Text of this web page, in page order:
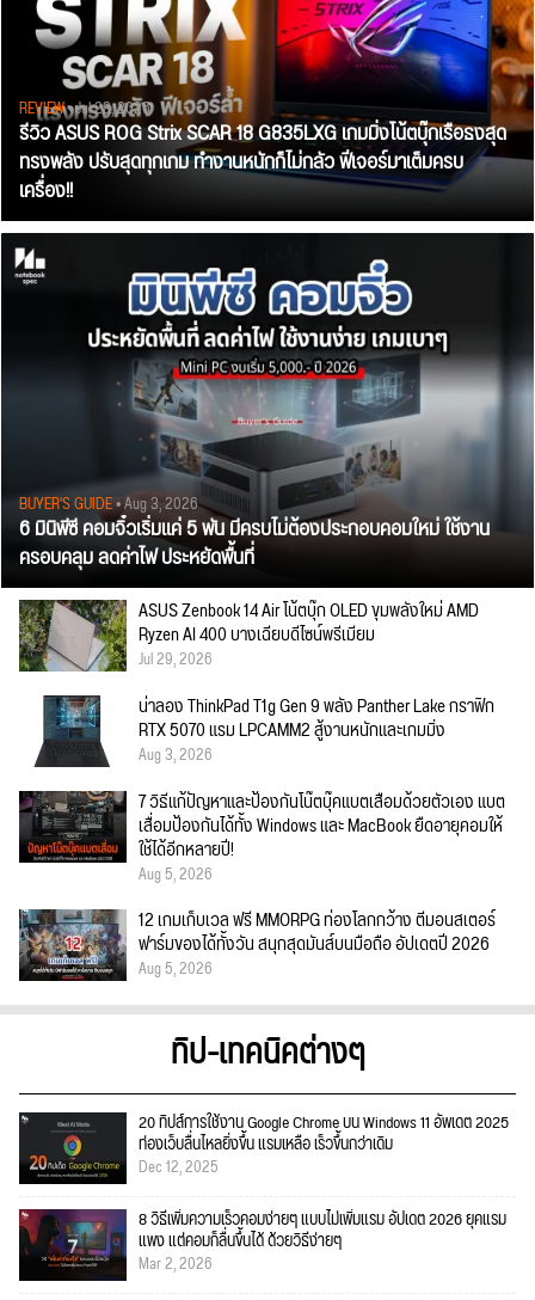
REVIEW• Jul 28, 2026
รีวิว ASUS ROG Strix SCAR 18 G835LXG เกมมิ่งโน้ตบุ๊กเรือธงสุด
ทรงพลัง ปรับสุดทุกเกม ทำงานหนักก็ไม่กลัว ฟีเจอร์มาเต็มครบ
เครื่อง!!
BUYER'S GUIDE• Aug 3, 2026
6 มินิพีซี คอมจิ๋วเริ่มแค่ 5 พัน มีครบไม่ต้องประกอบคอมใหม่ ใช้งาน
ครอบคลุม ลดค่าไฟ ประหยัดพื้นที่
ASUS Zenbook 14 Air โน้ตบุ๊ก OLED ขุมพลังใหม่ AMD
Ryzen AI 400 บางเฉียบดีไซน์พรีเมียม
Jul 29, 2026
น่าลอง ThinkPad T1g Gen 9 พลัง Panther Lake กราฟิก
RTX 5070 แรม LPCAMM2 สู้งานหนักและเกมมิ่ง
Aug 3, 2026
7 วิธีแก้ปัญหาและป้องกันโน๊ตบุ๊คแบตเสื่อมด้วยตัวเอง แบต
เสื่อมป้องกันได้ทั้ง Windows และ MacBook ยืดอายุคอมให้
ใช้ได้อีกหลายปี!
Aug 5, 2026
12 เกมเก็บเวล ฟรี MMORPG ท่องโลกกว้าง ตีมอนสเตอร์
ฟาร์มของได้ทั้งวัน สนุกสุดมันส์บนมือถือ อัปเดตปี 2026
Aug 5, 2026
ทิป-เทคนิคต่างๆ
20 ทิปส์การใช้งาน Google Chrome บน Windows 11 อัพเดต 2025
ท่องเว็บลื่นไหลยิ่งขึ้น แรมเหลือ เร็วขึ้นกว่าเดิม
Dec 12, 2025
8 วิธีเพิ่มความเร็วคอมง่ายๆ แบบไม่เพิ่มแรม อัปเดต 2026 ยุคแรม
แพง แต่คอมก็ลื่นขึ้นได้ ด้วยวิธีง่ายๆ
Mar 2, 2026